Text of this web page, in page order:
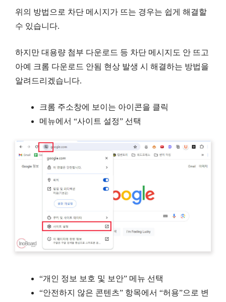
위의 방법으로 차단 메시지가 뜨는 경우는 쉽게 해결할
수 있습니다.
하지만 대용량 첨부 다운로드 등 차단 메시지도 안 뜨고
아예 크롬 다운로드 안됨 현상 발생 시 해결하는 방법을
알려드리겠습니다.
크롬 주소창에 보이는 아이콘을 클릭
메뉴에서 “사이트 설정” 선택
“개인 정보 보호 및 보안” 메뉴 선택
“안전하지 않은 콘텐츠” 항목에서 “허용”으로 변